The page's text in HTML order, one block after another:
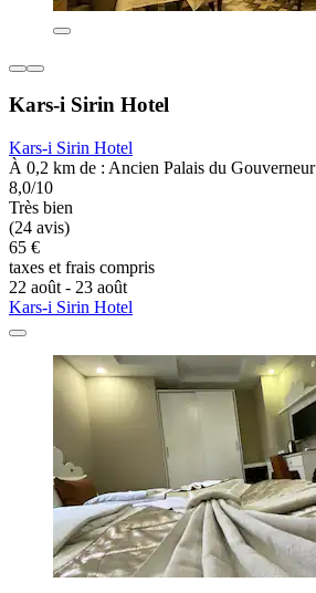
Kars-i Sirin Hotel
Kars-i Sirin Hotel
À 0,2 km de : Ancien Palais du Gouverneur
8,0/10
Très bien
(24 avis)
65 €
taxes et frais compris
22 août - 23 août
Kars-i Sirin Hotel